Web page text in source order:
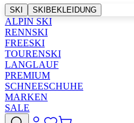
SKI SKIBEKLEIDUNG
ALPIN SKI
RENNSKI
FREESKI
TOURENSKI
LANGLAUF
PREMIUM
SCHNEESCHUHE
MARKEN
SALE